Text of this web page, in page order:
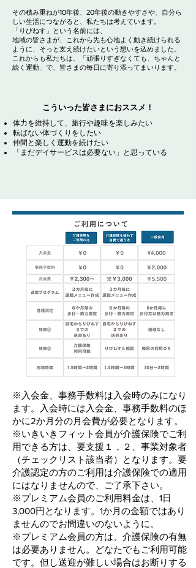
その積み重ねが10年後、20年後の動きやすさや、自分ら
しい生活につながると、私たちは考えています。
「りびねす」という名前には、
地域の皆さまが、これから先も心地よく動き続けられる
ように、そっと支え続けたいという想いを込めました。
これからも私たちは、「頑張りすぎなくても、ちゃんと
続く運動」で、皆さまの毎日に寄り添ってまいります。
体力を維持して、旅行や趣味を楽しみたい
転ばない体づくりをしたい
仲間と楽しく運動を続けたい
「まだデイサービスは必要ない」と思っている
​こういった皆さまにおススメ！
​※入会金、事務手数料は入会時のみになり
ます。入会時には入会金、事務手数料のほ
かに2か月分の月会費が必要となります。
​※いきいきフィット会員が介護保険でご利
用できる方は、要支援１，２、事業対象者
（チェックリスト該当者）となります。要
介護認定の方のご利用は介護保険での適用
にはなりませんので、ご了承下さい。
※プレミアム会員のご利用料金は、1日
3,000円となります。1か月の金額ではあり
ませんのでお間違いのないように。
※プレミアム会員の方は、介護保険の有無
は必要ありません。どなたでもご利用可能
です。但し送迎が難しい場合はお断りする